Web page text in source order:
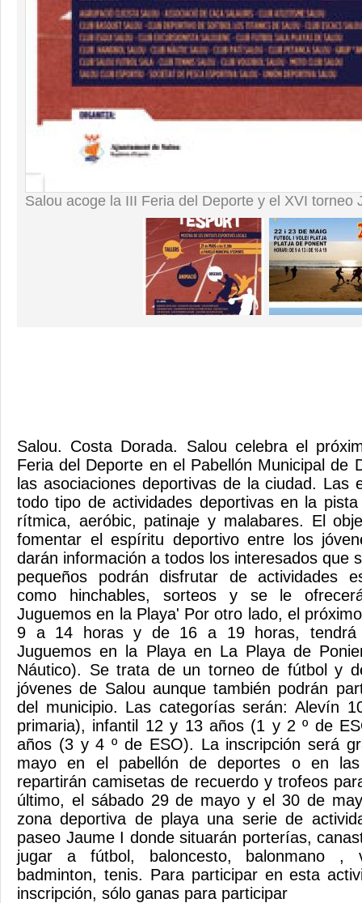
Salou acoge la III Feria del Deporte y el XVI torneo
Salou. Costa Dorada. Salou celebra el
Feria del Deporte en el Pabellón Municipal de
las asociaciones deportivas de la ciudad. Las
todo tipo de actividades deportivas en la
rítmica, aeróbic, patinaje y malabares. El
fomentar el espíritu deportivo entre los
darán información a todos los interesados que
pequeños podrán disfrutar de actividades
como hinchables, sorteos y se le
Juguemos en la Playa' Por otro lado, el
9 a 14 horas y de 16 a 19 horas, tendrá
Juguemos en la Playa en La Playa de
Náutico). Se trata de un torneo de fútbol y
jóvenes de Salou aunque también podrán
del municipio. Las categorías serán: Alevín
primaria), infantil 12 y 13 años (1 y 2 º de
años (3 y 4 º de ESO). La inscripción será
mayo en el pabellón de deportes o en
repartirán camisetas de recuerdo y trofeos
último, el sábado 29 de mayo y el 30 de
zona deportiva de playa una serie de
paseo Jaume I donde situarán porterías,
jugar a fútbol, baloncesto, balonmano ,
badminton, tenis. Para participar en esta
inscripción, sólo ganas para participar